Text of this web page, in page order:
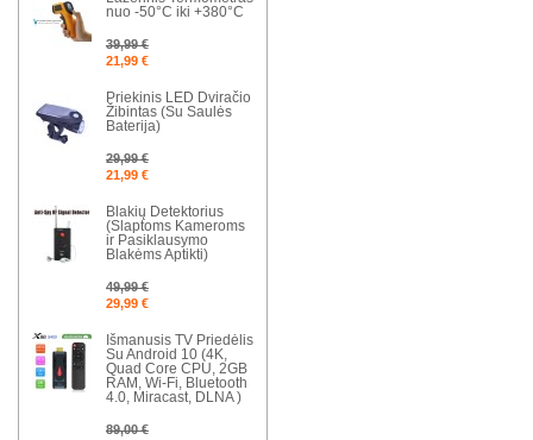
nuo -50°C iki +380°C
39,99 €
21,99 €
Priekinis LED Dviračio
Žibintas (Su Saulės
Baterija)
29,99 €
21,99 €
Blakių Detektorius
(Slaptoms Kameroms
ir Pasiklausymo
Blakėms Aptikti)
49,99 €
29,99 €
Išmanusis TV Priedėlis
Su Android 10 (4K,
Quad Core CPU, 2GB
RAM, Wi-Fi, Bluetooth
4.0, Miracast, DLNA )
89,00 €